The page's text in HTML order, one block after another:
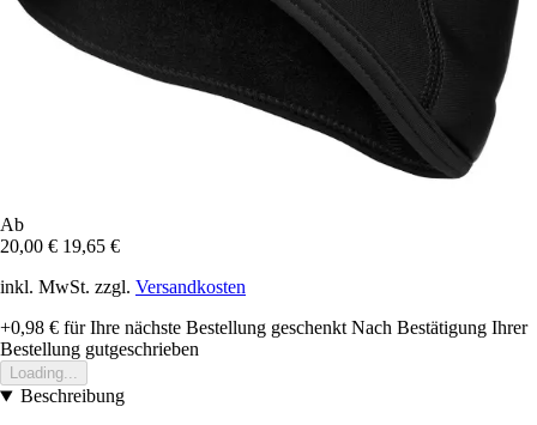
Ab
20,00 € 19,65 €
inkl. MwSt. zzgl. Versandkosten
+0,98 € für Ihre nächste Bestellung geschenkt Nach Bestätigung Ihrer
Bestellung gutgeschrieben
Loading...
Beschreibung